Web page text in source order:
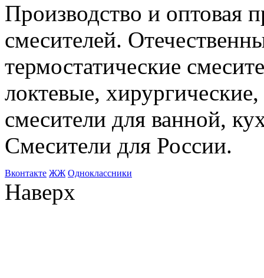
Производство и оптовая
смесителей.
термостатические
локтевые,
смесители для ванной,
Смесители для России.
Bконтакте ЖЖ Одноклассники
Наверх